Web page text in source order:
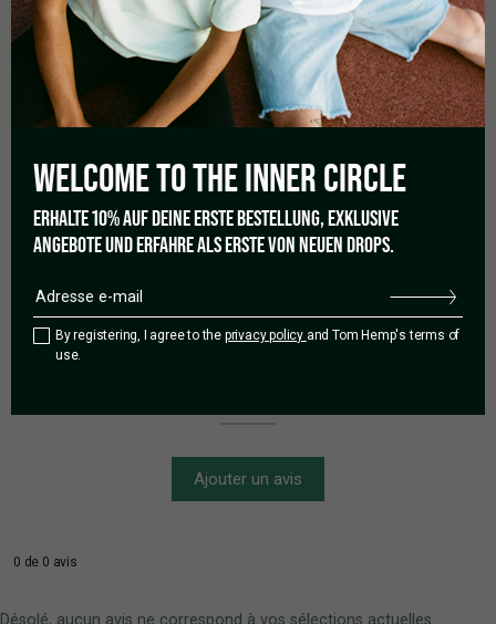
0,0
Basé sur 0 avis
5 étoiles
3 étoiles
0%
2 étoiles
Ajouter un avis
0 de 0 avis
Désolé, aucun avis ne correspond à vos sélections actuelles
WELCOME TO THEINNER CIRCLE
ERHALTE 10% AUF DEINE ERSTE BESTELLUNG, EXKLUSIVE
ANGEBOTE UND ERFAHRE ALS ERSTE VON NEUEN DROPS.
By registering, I agree to the privacy policy and Tom Hemp's terms of
use.